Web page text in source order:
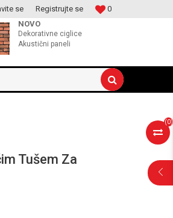
PROIZVODA 0
se
Registrujte se
NOVO
Dekorativne ciglice
Akustični paneli
(0)
Tušem Za